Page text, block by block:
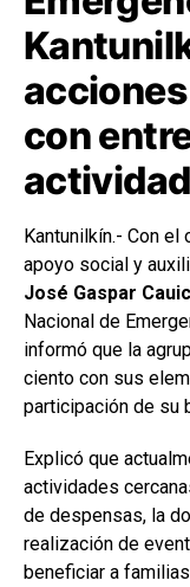
con
Kantunilkín.- Con el
apoyo social y
José Gaspar
Nacional de
informó que la
ciento con sus
participación de su
Explicó que
actividades
de despensas, la
realización de
beneficiar a